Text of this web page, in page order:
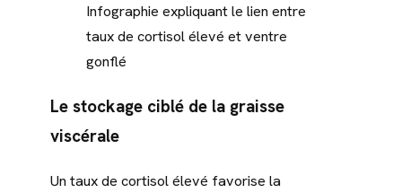
Infographie expliquant le lien entre
taux de cortisol élevé et ventre
gonflé
Le stockage ciblé de la graisse
viscérale
Un taux de cortisol élevé favorise la